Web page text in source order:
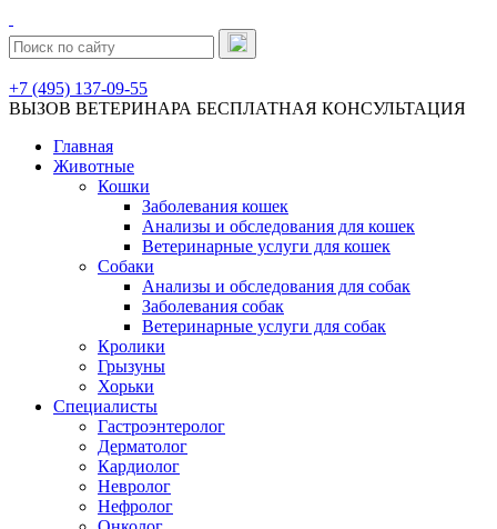
+7 (495) 137-09-55
ВЫЗОВ ВЕТЕРИНАРА БЕСПЛАТНАЯ КОНСУЛЬТАЦИЯ
Главная
Животные
Кошки
Заболевания кошек
Анализы и обследования для кошек
Ветеринарные услуги для кошек
Собаки
Анализы и обследования для собак
Заболевания собак
Ветеринарные услуги для собак
Кролики
Грызуны
Хорьки
Специалисты
Гастроэнтеролог
Дерматолог
Кардиолог
Невролог
Нефролог